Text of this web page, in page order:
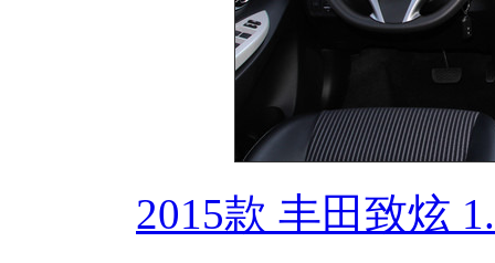
2015款 丰田致炫